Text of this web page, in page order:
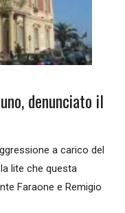
denunciato il
a carico del
lite che questa
Faraone e Remigio